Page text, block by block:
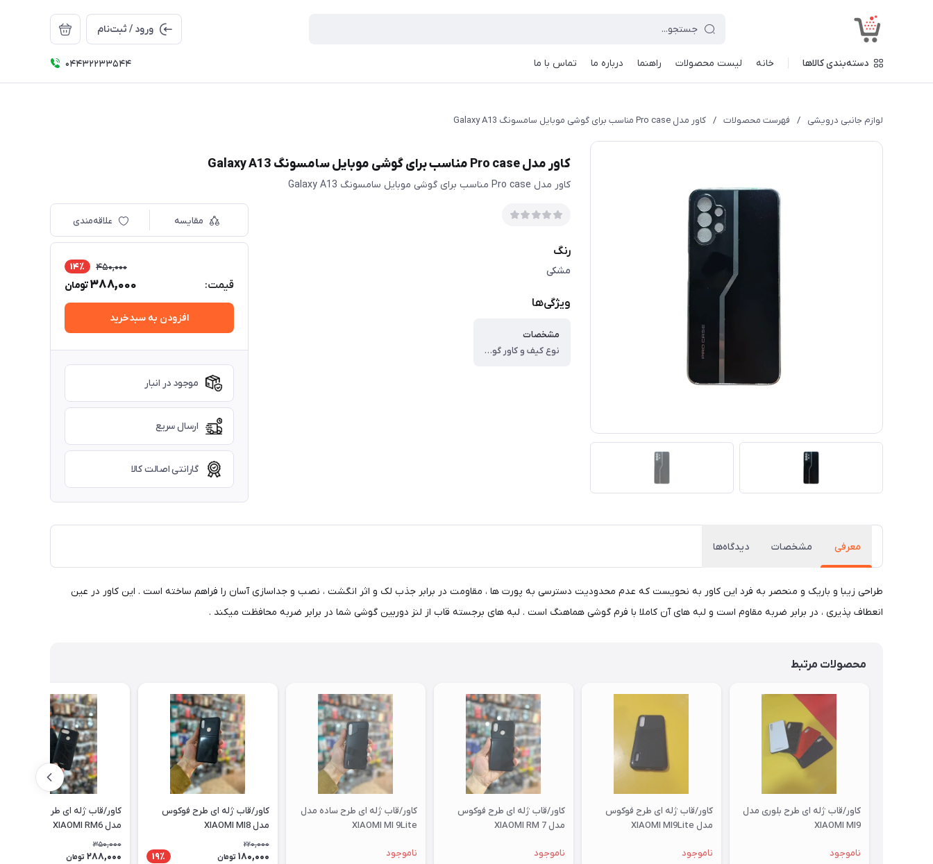
ورود / ثبت‌نام
دسته‌بندی کالاها خانه لیست محصولات راهنما درباره ما تماس با ما 04432233544
لوازم جانبی درویشی / فهرست محصولات / کاور مدل Pro case مناسب برای گوشی موبایل سامسونگ Galaxy A13
کاور مدل Pro case مناسب برای گوشی موبایل سامسونگ Galaxy A13
کاور مدل Pro case مناسب برای گوشی موبایل سامسونگ Galaxy A13
رنگ
مشکی
ویژگی‌ها
مشخصات
نوع کیف و کاور گوشی ، کاور ، وزن ، ۶۰ گرم ، سازگار با گوشی موبایل ، Samsung Galaxy A۱۳ ۴G ، ساختار ، مات ، سطح پوشش ، حفاظت از دکمه‌ها ، لبه چپ ، لبه راست ، لبه بالایی ، لبه پایینی ، قاب پشتی
مقایسه علاقه‌مندی
قیمت:
450,000 14٪
388,000تومان
افزودن به سبدخرید
موجود در انبار
ارسال سریع
گارانتی اصالت کالا
معرفی مشخصات دیدگاه‌ها
طراحی زیبا و باریک و منحصر به فرد این کاور به نحویست که عدم محدودیت دسترسی به پورت ها ، مقاومت در برابر جذب لک و اثر انگشت ، نصب و جداسازی آسان را فراهم ساخته است . این کاور در عین
انعطاف پذیری ، در برابر ضربه مقاوم است و لبه های آن کاملا با فرم گوشی هماهنگ است . لبه های برجسته قاب از لنز دوربین گوشی شما در برابر ضربه محافظت میکند .
محصولات مرتبط
کاور/قاب ژله ای طرح بلوری مدل
XIAOMI MI9
ناموجود
کاور/قاب ژله ای طرح فوکوس
مدل XIAOMI MI9Lite
ناموجود
کاور/قاب ژله ای طرح فوکوس
مدل XIAOMI RM 7
ناموجود
کاور/قاب ژله ای طرح ساده مدل
XIAOMI MI 9Lite
ناموجود
کاور/قاب ژله ای طرح فوکوس
مدل XIAOMI MI8
220,000
180,000 تومان 19٪
کاور/قاب ژله ای طرح فوکوس
مدل XIAOMI RM6
350,000
288,000 تومان